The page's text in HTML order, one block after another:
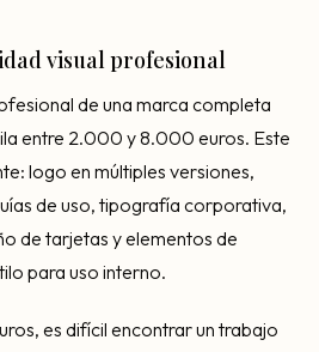
visual profesional
de una marca completa
entre 2.000 y 8.000 euros. Este
logo en múltiples versiones,
de uso, tipografía corporativa,
de tarjetas y elementos de
para uso interno.
es difícil encontrar un trabajo